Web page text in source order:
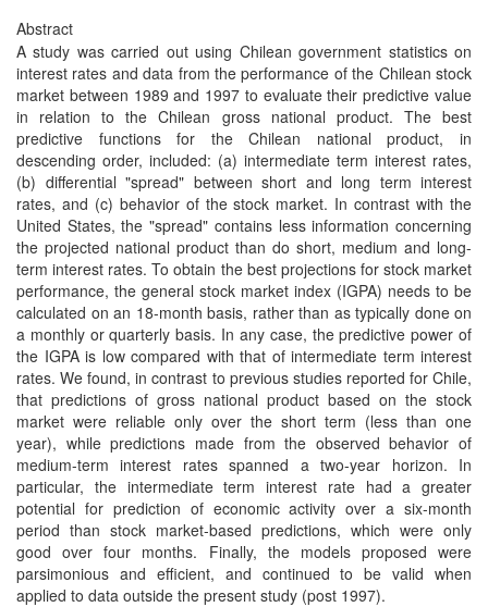
Abstract
A study was carried out using Chilean government statistics on
interest rates and data from the performance of the Chilean stock
market between 1989 and 1997 to evaluate their predictive value
in relation to the Chilean gross national product. The best
predictive functions for the Chilean national product, in
descending order, included: (a) intermediate term interest rates,
(b) differential "spread" between short and long term interest
rates, and (c) behavior of the stock market. In contrast with the
United States, the "spread" contains less information concerning
the projected national product than do short, medium and long-
term interest rates. To obtain the best projections for stock market
performance, the general stock market index (IGPA) needs to be
calculated on an 18-month basis, rather than as typically done on
a monthly or quarterly basis. In any case, the predictive power of
the IGPA is low compared with that of intermediate term interest
rates. We found, in contrast to previous studies reported for Chile,
that predictions of gross national product based on the stock
market were reliable only over the short term (less than one
year), while predictions made from the observed behavior of
medium-term interest rates spanned a two-year horizon. In
particular, the intermediate term interest rate had a greater
potential for prediction of economic activity over a six-month
period than stock market-based predictions, which were only
good over four months. Finally, the models proposed were
parsimonious and efficient, and continued to be valid when
applied to data outside the present study (post 1997).